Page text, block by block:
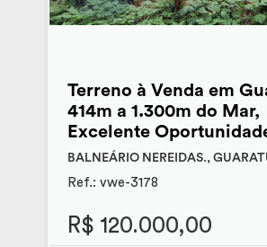
Terreno à Venda em
414m a 1.300m do Mar,
Excelente
BALNEÁRIO NEREIDAS.,
Ref.: vwe-3178
R$ 120.000,00